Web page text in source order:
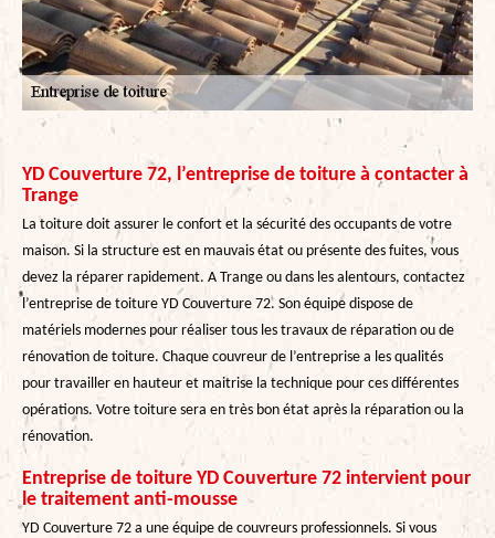
YD Couverture 72, l’entreprise de toiture à contacter à
Trange
La toiture doit assurer le confort et la sécurité des occupants de votre
maison. Si la structure est en mauvais état ou présente des fuites, vous
devez la réparer rapidement. A Trange ou dans les alentours, contactez
l’entreprise de toiture YD Couverture 72. Son équipe dispose de
matériels modernes pour réaliser tous les travaux de réparation ou de
rénovation de toiture. Chaque couvreur de l’entreprise a les qualités
pour travailler en hauteur et maitrise la technique pour ces différentes
opérations. Votre toiture sera en très bon état après la réparation ou la
rénovation.
Entreprise de toiture YD Couverture 72 intervient pour
le traitement anti-mousse
YD Couverture 72 a une équipe de couvreurs professionnels. Si vous